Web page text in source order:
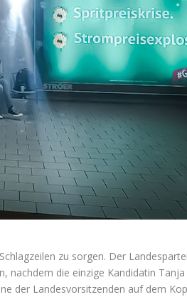
zu sorgen. Der
nachdem die einzige Kandidatin Tanja
der Landesvorsitzenden auf dem